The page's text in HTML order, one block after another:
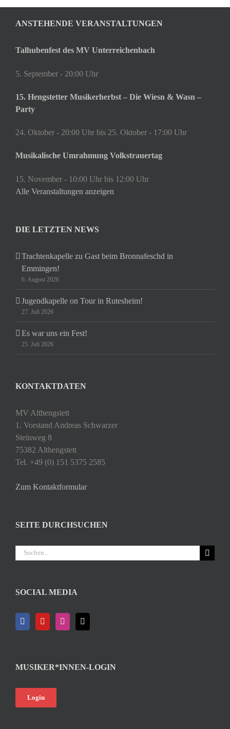
ANSTEHENDE VERANSTALTUNGEN
Talhubenfest des MV Unterreichenbach
5. September - 20:00 Uhr
15. Hengstetter Musikerherbst – Die Wiesn & Wasn –
Party
24. Oktober - 20:00 Uhr bis 25. Oktober - 17:00 Uhr
Musikalische Umrahmung Volkstrauertag
15. November - 10:00 Uhr bis 12:00 Uhr
Alle Veranstaltungen anzeigen
DIE LETZTEN NEWS
Trachtenkapelle zu Gast beim Bronnafeschd in
Emmingen!
6. August 2026
Jugendkapelle on Tour in Rutesheim!
27. Juli 2026
Es war uns ein Fest!
25. Juli 2026
KONTAKTDATEN
MV Althengstett
1. Vorstand Andreas Schwarzer
Steinweg 8
75382 Althengstett
Tel. +49 (0) 151 5375 2585
Zum Kontaktformular
SEITE DURCHSUCHEN
Suche
nach:
SOCIAL MEDIA
MUSIKER*INNEN-LOGIN
Login